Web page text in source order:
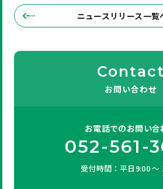
ニュースリリース一覧
Contact
お問い合わせ
お電話でのお問い合
052-561-
受付時間：平日9:00 ～